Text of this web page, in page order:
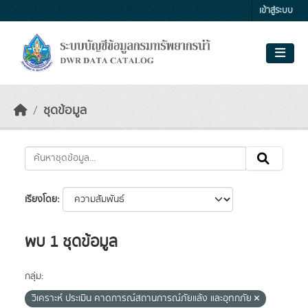
เข้าสู่ระบบ
ชุดข้อมูล
เรียงโดย
พบ 1 ชุดข้อมูล
กลุ่ม:
วิเคราะห์ ประเมิน คาดการณ์สถานการณ์ภัยแล้ง และอุทกภัย